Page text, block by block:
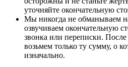
уточняйте окончательную
Мы никогда не обманываем
озвучиваем окончательную
звонка или переписки.
возьмем только ту сумму, о
изначально.